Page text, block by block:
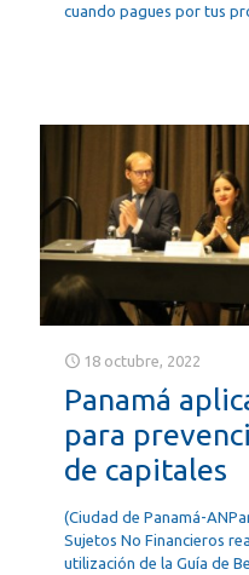
cuando pagues por tus
18 octubre, 2022
Panamá
para
de capitales
(Ciudad de Panamá-
Sujetos No Financieros
utilización de la Guía de